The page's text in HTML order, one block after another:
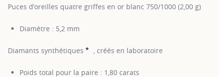
Puces d’oreilles quatre griffes en or blanc 750/1000 (2,00 g)
Diamètre : 5,2 mm
Diamants synthétiques * SHOW TOOLTIP
, créés en laboratoire
Poids total pour la paire : 1,80 carats